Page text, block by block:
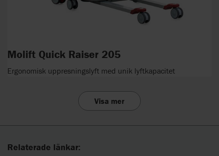
Molift Quick Raiser 205
Ergonomisk uppresningslyft med unik lyftkapacitet
Visa mer
Relaterade länkar: